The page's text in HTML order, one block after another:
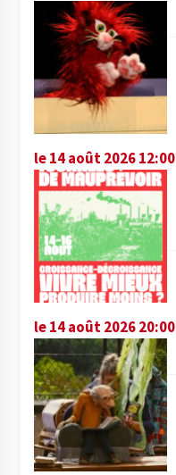
le 14 août 2026 12:00
le 14 août 2026 20:00